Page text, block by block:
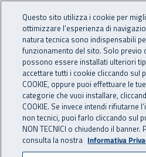
INAIL -
Navigazione
Navigazione - Ti trovi in:
Home Inail comunica Eventi
12 novembre 2021
Questo sito utilizza i cookie per
ottimizzare l’esperienza di
natura tecnica sono indispensabili
funzionamento del sito. Solo previo
possono essere installati ulteriori
accettare tutti i cookie cliccando sul
COOKIE, oppure puoi effettuare le
categorie che vuoi installare,
COOKIE. Se invece intendi rifiutarne
non tecnici, puoi farlo cliccando sul
NON TECNICI o chiudendo il
consulta la nostra Informativa